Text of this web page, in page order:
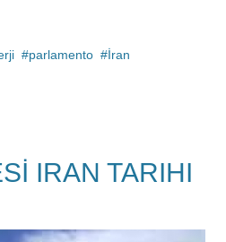
parlamento
İran
IRAN TARIHI